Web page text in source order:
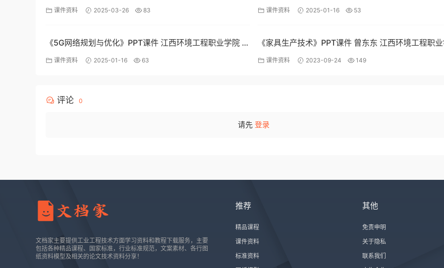
课件资料 2025-03-26 83 课件资料 2025-01-16 53
《5G网络规划与优化》PPT课件 江西环境工程职业学院 温
常青课件资料 2025-01-16 63
《家具生产技术》PPT课件 曾东东 江西环境工程职
课件资料 2023-09-24 149
评论 0
请先 登录
文档家主要提供工业工程技术方面学习资料和教程下载服务，主要
包括各种精品课程、国家标准，行业标准规范，文案素材、各行图
纸资料模型及相关的论文技术资料分享！
推荐
精品课程
课件资料
标准资料
其他
免责申明
关于隐私
联系我们